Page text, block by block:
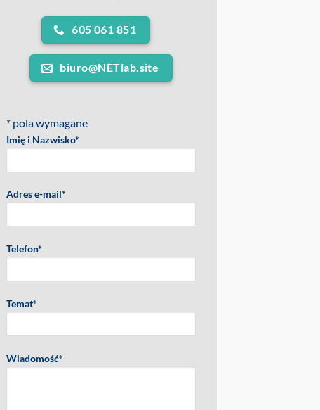
605 061 851
biuro@NETlab.site
* pola wymagane
Imię i Nazwisko*
Adres e-mail*
Telefon*
Temat*
Wiadomość*